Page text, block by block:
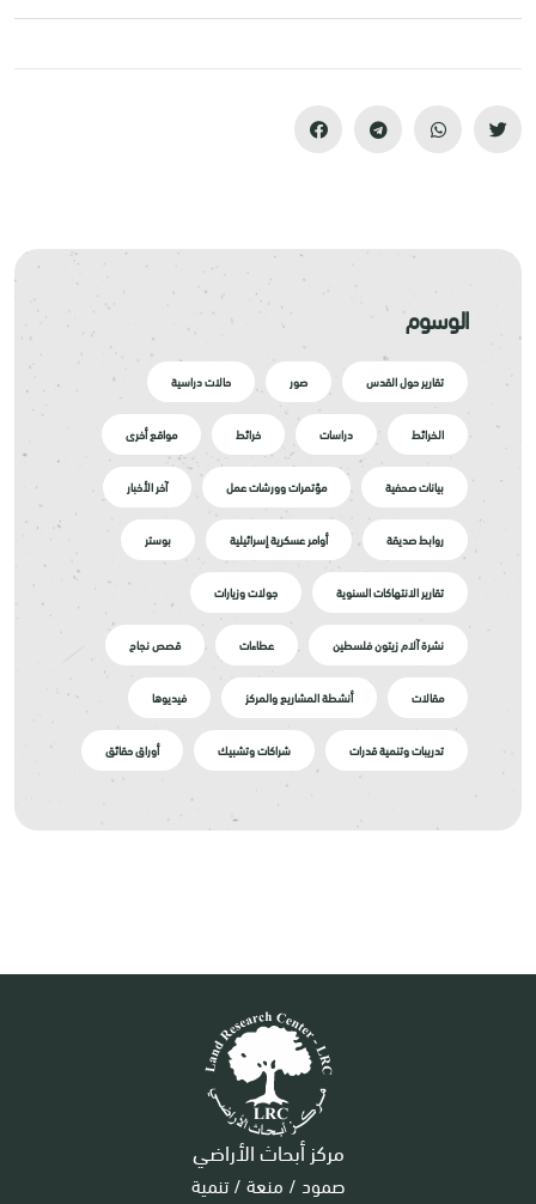
الوسوم
تقارير حول القدس صور حالات دراسية
الخرائط دراسات خرائط مواقع أخرى
بيانات صحفية مؤتمرات وورشات عمل آخر الأخبار
روابط صديقة أوامر عسكرية إسرائيلية بوستر
تقارير الانتهاكات السنوية جولات وزيارات
نشرة آلام زيتون فلسطين عطاءات قصص نجاح
مقالات أنشطة المشاريع والمركز فيديوها
تدريبات وتنمية قدرات شراكات وتشبيك أوراق حقائق
مركز أبحاث الأراضي
صمود / منعة / تنمية